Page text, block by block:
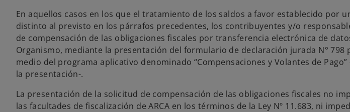
En aquellos casos en los que el tratamiento de los saldos a favor establecido por
distinto al previsto en los párrafos precedentes, los contribuyentes y/o
de compensación de las obligaciones fiscales por transferencia electrónica de
Organismo, mediante la presentación del formulario de declaración jurada N°
medio del programa aplicativo denominado “Compensaciones y Volantes de
la presentación-.
La presentación de la solicitud de compensación de las obligaciones fiscales no
las facultades de fiscalización de ARCA en los términos de la Ley Nº 11.683, ni